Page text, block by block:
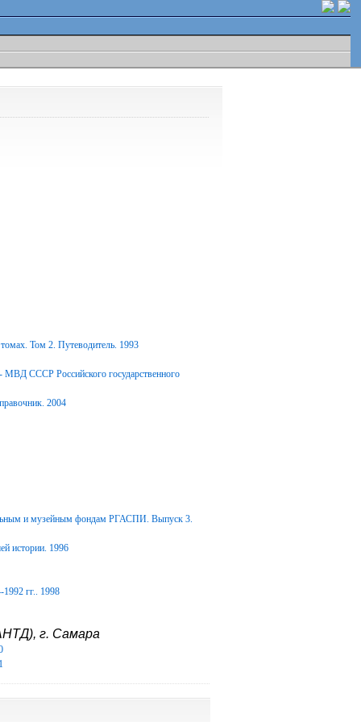
Том 2. Путеводитель. 1993
МВД СССР Российского государственного
2004
и музейным фондам РГАСПИ. Выпуск 3.
истории. 1996
гг.. 1998
г. Самара